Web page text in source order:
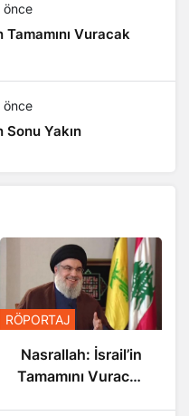
önce
Tamamını Vuracak
önce
Sonu Yakın
RÖPORTAJ
Nasrallah: İsrail’in
Tamamını Vuracak